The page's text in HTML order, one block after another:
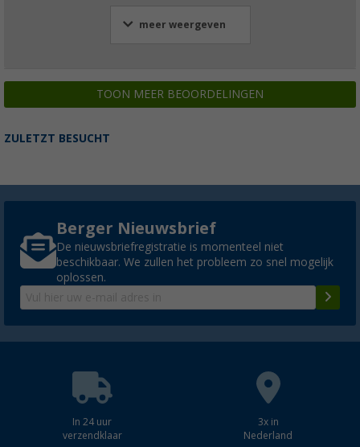
meer weergeven
TOON MEER BEOORDELINGEN
ZULETZT BESUCHT
Berger Nieuwsbrief
De nieuwsbriefregistratie is momenteel niet
beschikbaar. We zullen het probleem zo snel mogelijk
oplossen.
In 24 uur
verzendklaar
3x in
Nederland